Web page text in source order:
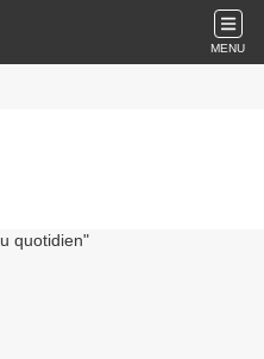
MENU